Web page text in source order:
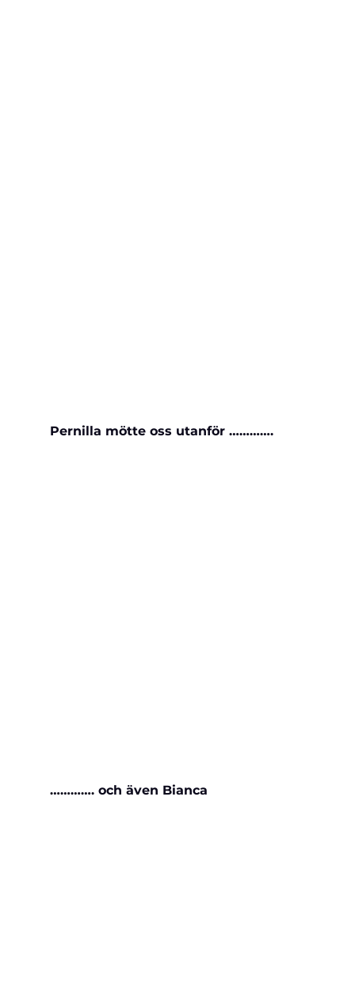
Pernilla mötte oss utanför ………….
…………. och även Bianca